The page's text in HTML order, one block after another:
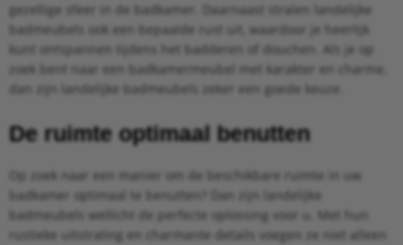
gezellige sfeer in de badkamer. Daarnaast stralen landelijke
badmeubels ook een bepaalde rust uit, waardoor je heerlijk
kunt ontspannen tijdens het badderen of douchen. Als je op
zoek bent naar een badkamermeubel met karakter en charme,
dan zijn landelijke badmeubels zeker een goede keuze.
De ruimte optimaal benutten
Op zoek naar een manier om de beschikbare ruimte in uw
badkamer optimaal te benutten? Dan zijn landelijke
badmeubels wellicht de perfecte oplossing voor u. Met hun
rustieke uitstraling en charmante details voegen ze niet alleen